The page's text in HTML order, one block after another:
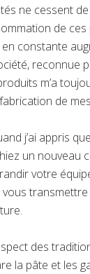
ne cessent
de
constante
reconnue
m’a
de
j’ai appris
un nouveau
votre
vous transmettre
des
la pâte et les